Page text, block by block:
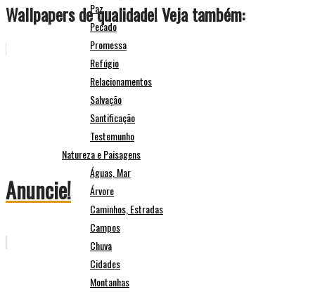
Paz
Pecado
Promessa
Refúgio
Relacionamentos
Salvação
Santificação
Testemunho
Natureza e Paisagens
Águas, Mar
Árvore
Caminhos, Estradas
Campos
Chuva
Cidades
Montanhas
Wallpapers de qualidade! Veja também:
Anuncie!